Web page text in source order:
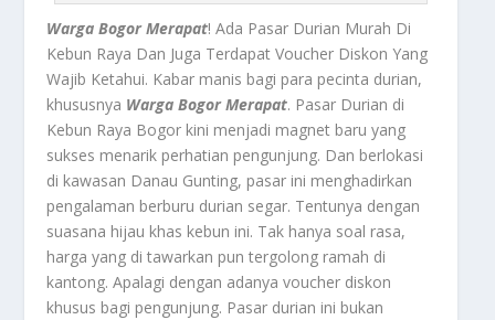
Warga Bogor Merapat! Ada Pasar Durian Murah Di
Kebun Raya Dan Juga Terdapat Voucher Diskon Yang
Wajib Ketahui. Kabar manis bagi para pecinta durian,
khususnya Warga Bogor Merapat. Pasar Durian di
Kebun Raya Bogor kini menjadi magnet baru yang
sukses menarik perhatian pengunjung. Dan berlokasi
di kawasan Danau Gunting, pasar ini menghadirkan
pengalaman berburu durian segar. Tentunya dengan
suasana hijau khas kebun ini. Tak hanya soal rasa,
harga yang di tawarkan pun tergolong ramah di
kantong. Apalagi dengan adanya voucher diskon
khusus bagi pengunjung. Pasar durian ini bukan